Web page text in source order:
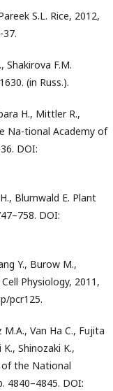
S.L. Rice, 2012,
Shakirova F.M.
(in Russ.).
H., Mittler R.,
Na-tional Academy of
DOI:
Blumwald E. Plant
DOI:
Y., Burow M.,
Physiology, 2011,
pcr125.
Van Ha C., Fujita
Shinozaki K.,
of the National
4840–4845. DOI: